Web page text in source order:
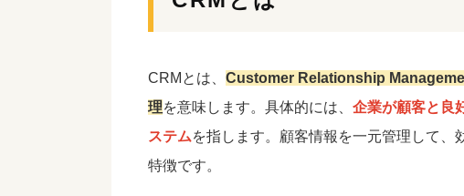
CRMとは、 Customer Relationship
理を意味します。具体的には、 企業が顧客と良
ステムを指します。顧客情報を一元管理して
特徴です。